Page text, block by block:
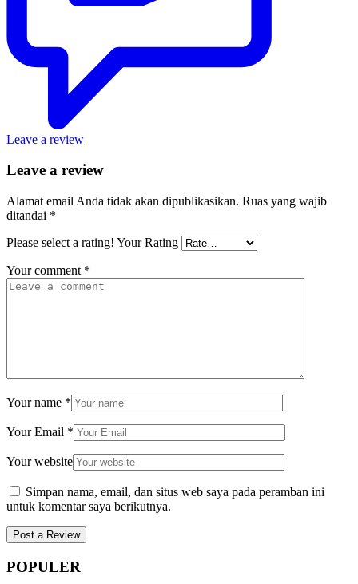
Leave a review
Leave a review
Alamat email Anda tidak akan dipublikasikan. Ruas yang wajib
ditandai *
Please select a rating! Your Rating
Your comment *
Your name *
Your Email *
Your website
Simpan nama, email, dan situs web saya pada peramban ini
untuk komentar saya berikutnya.
POPULER